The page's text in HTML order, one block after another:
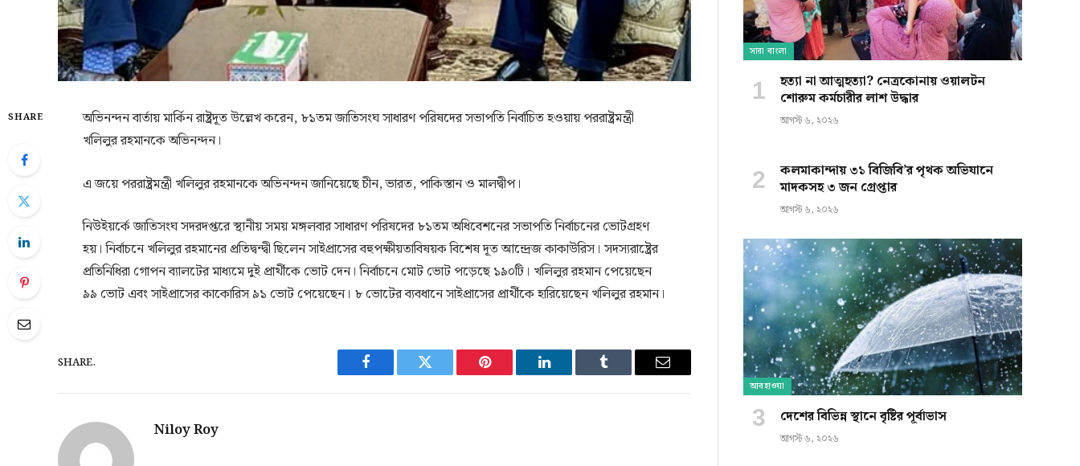
SHARE
অভিনন্দন বার্তায় মার্কিন রাষ্ট্রদূত উল্লেখ করেন, ৮১তম জাতিসংঘ সাধারণ পরিষদের সভাপতি নির্বাচিত হওয়ায় পররাষ্ট্রমন্ত্রী
খলিলুর রহমানকে অভিনন্দন।
এ জয়ে পররাষ্ট্রমন্ত্রী খলিলুর রহমানকে অভিনন্দন জানিয়েছে চীন, ভারত, পাকিস্তান ও মালদ্বীপ।
নিউইয়র্কে জাতিসংঘ সদরদপ্তরে স্থানীয় সময় মঙ্গলবার সাধারণ পরিষদের ৮১তম অধিবেশনের সভাপতি নির্বাচনের ভোটগ্রহণ
হয়। নির্বাচনে খলিলুর রহমানের প্রতিদ্বন্দ্বী ছিলেন সাইপ্রাসের বহুপক্ষীয়তাবিষয়ক বিশেষ দূত আন্দ্রেজ কাকাউরিস। সদস্যরাষ্ট্রের
প্রতিনিধিরা গোপন ব্যালটের মাধ্যমে দুই প্রার্থীকে ভোট দেন। নির্বাচনে মোট ভোট পড়েছে ১৯০টি। খলিলুর রহমান পেয়েছেন
৯৯ ভোট এবং সাইপ্রাসের কাকোরিস ৯১ ভোট পেয়েছেন। ৮ ভোটের ব্যবধানে সাইপ্রাসের প্রার্থীকে হারিয়েছেন খলিলুর রহমান।
SHARE.
Facebook Twitter Pinterest LinkedIn Tumblr Email
Niloy Roy
সারা বাংলা
হত্যা না আত্মহত্যা? নেত্রকোনায় ওয়ালটন
শোরুম কর্মচারীর লাশ উদ্ধার
আগস্ট ৬, ২০২৬
কলমাকান্দায় ৩১ বিজিবি’র পৃথক অভিযানে
মাদকসহ ৩ জন গ্রেপ্তার
আগস্ট ৬, ২০২৬
আবহাওয়া
দেশের বিভিন্ন স্থানে বৃষ্টির পূর্বাভাস
আগস্ট ৬, ২০২৬